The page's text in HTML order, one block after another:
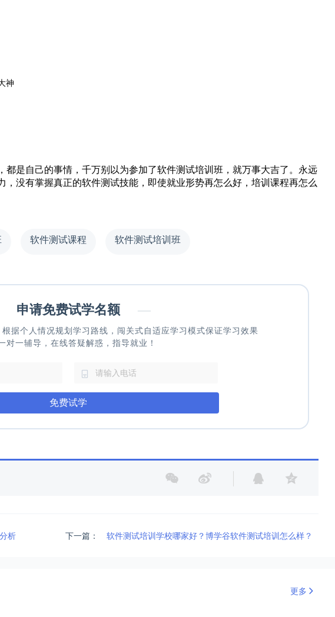
神
都是自己的事情，千万别以为参加了软件测试培训班，就万事大吉了。永远
没有掌握真正的软件测试技能，即使就业形势再怎么好，培训课程再怎么
软件测试课程 软件测试培训班
申请免费试学名额 —
据个人情况规划学习路线，闯关式自适应学习模式保证学习效果
对一辅导，在线答疑解惑，指导就业！
免费试学
析 下一篇： 软件测试培训学校哪家好？博学谷软件测试培训怎么样？
更多